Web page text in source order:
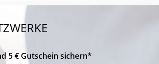
5 € Gutschein sichern*